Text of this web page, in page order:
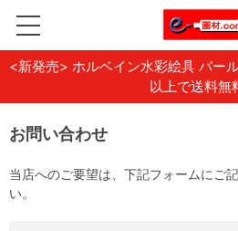
<新発売> ホルベイン水彩絵具 パー
以上で送料無
お問い合わせ
当店へのご要望は、下記フォームにご
い。